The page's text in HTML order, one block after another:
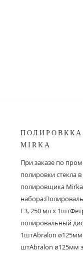
MIRKA
При заказе по
полировки стекла
полировщика
E3, 250 мл х
полировальный
1штAbralon ø125мм
штAbralon ø125мм